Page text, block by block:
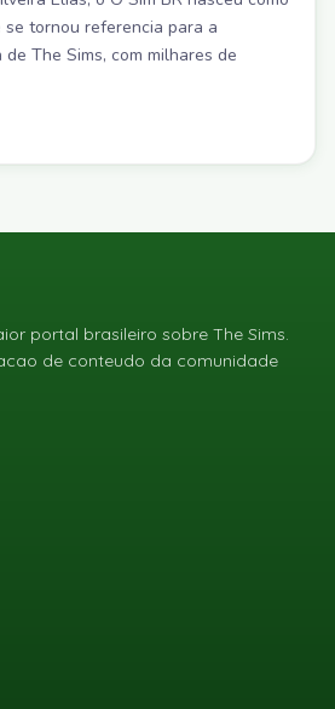
tornou referencia para a
The Sims, com milhares de
portal brasileiro sobre The Sims.
de conteudo da comunidade